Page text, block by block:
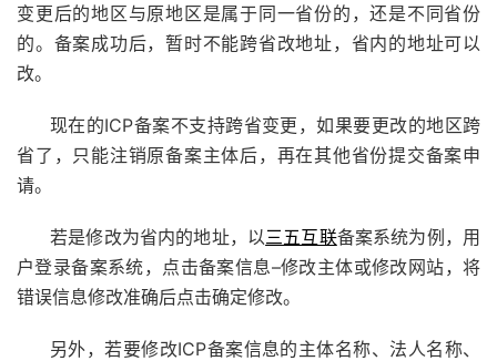
变更后的地区与原地区是属于同一省份的，还是不同省份
的。备案成功后，暂时不能跨省改地址，省内的地址可以
改。
现在的ICP备案不支持跨省变更，如果要更改的地区跨
省了，只能注销原备案主体后，再在其他省份提交备案申
请。
若是修改为省内的地址，以 三五互联备案系统为例，用
户登录备案系统，点击备案信息–修改主体或修改网站，将
错误信息修改准确后点击确定修改。
另外，若要修改ICP备案信息的主体名称、法人名称、